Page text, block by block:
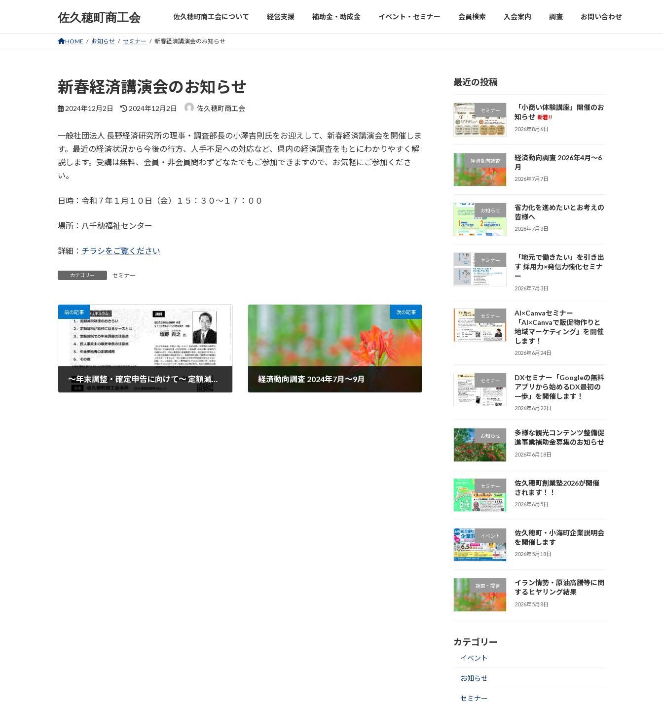
佐久穂町商工会 佐久穂町商工会について 経営支援 補助金・助成金 イベント・セミナー 会員検索 入会案内 調査 お問い合わせ
HOME お知らせ セミナー 新春経済講演会のお知らせ
新春経済講演会のお知らせ
2024年12月2日
最
新
日
:
2024年12月2日 佐久穂町商工会
一般社団法人 長野経済研究所の理事・調査部長の小澤吉則氏をお迎えして、新春経済講演会を開催しま
す。最近の経済状況から今後の行方、人手不足への対応など、県内の経済調査をもとにわかりやすく解
説します。受講は無料、会員・非会員問わずどなたでもご参加できますので、お気軽にご参加くださ
い。
日時：令和７年１月１０日（金）１５：３０～１７：００
場所：八千穂福祉センター
詳細： チラシをご覧ください
カテゴリー セミナー
前の記事
～年末調整・確定申告に向けて～ 定額減税対応のポイント
次の記事
経済動向調査 2024年7月～9月
最近の投稿
セミナー
「小商い体験講座」開催のお
知らせ 新着!!
2026年8月6日
経済動向調査
経済動向調査 2026年4月～6
月
2026年7月7日
お知らせ
省力化を進めたいとお考えの
皆様へ
2026年7月3日
セミナー
「地元で働きたい」を引き出
す 採用力×発信力強化セミナ
ー
2026年7月3日
セミナー
AI×Canvaセミナー
「AI×Canvaで販促物作りと
地域マーケティング」を開催
します！
2026年6月24日
セミナー
DXセミナー「Googleの無料
アプリから始めるDX最初の
一歩」を開催します！
2026年6月22日
お知らせ
多様な観光コンテンツ整備促
進事業補助金募集のお知らせ
2026年6月18日
セミナー
佐久穂町創業塾2026が開催
されます！！
2026年6月5日
イベント
佐久穂町・小海町企業説明会
を開催します
2026年5月18日
調査・提言
イラン情勢・原油高騰等に関
するヒヤリング結果
2026年5月8日
カテゴリー
イベント
お知らせ
セミナー